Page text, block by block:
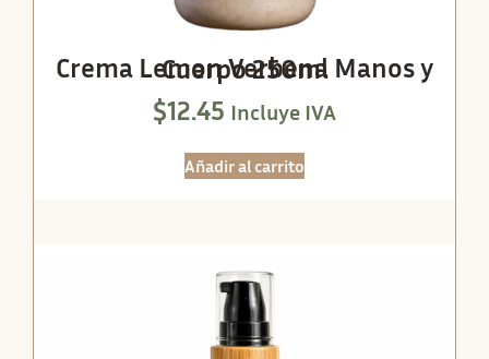
Crema Lemon Verbena Manos y Cuerpo 250ml
$12.45 Incluye IVA
Añadir al carrito